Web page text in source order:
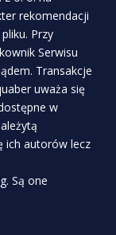
rekomendacji
Przy
Serwisu
Transakcje
uważa się
w
ich autorów lecz
Są one